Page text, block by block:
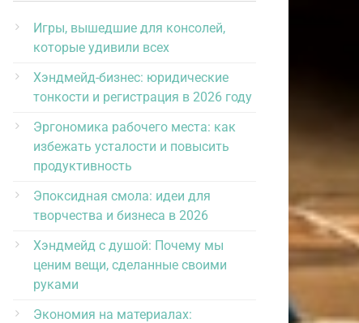
Игры, вышедшие для консолей,
которые удивили всех
Хэндмейд-бизнес: юридические
тонкости и регистрация в 2026 году
Эргономика рабочего места: как
избежать усталости и повысить
продуктивность
Эпоксидная смола: идеи для
творчества и бизнеса в 2026
Хэндмейд с душой: Почему мы
ценим вещи, сделанные своими
руками
Экономия на материалах: